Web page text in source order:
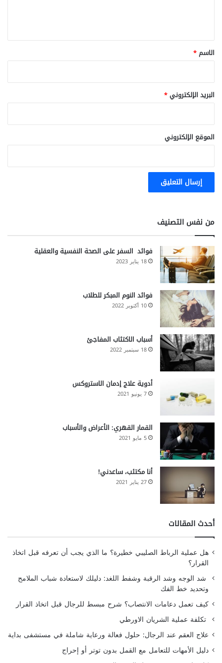
*
الاسم*
البريد الإلكتروني*
الموقع الإلكتروني
من نفس التصنيف
فوائد السفر على الصحة النفسية والعقلية
18 يناير 2023
فوائد النوم المبكر للطلاب
10 أكتوبر 2022
أسباب الاكتئاب المفاجئ
18 سبتمبر 2022
أدوية علاج إدمان الاستروكس
7 يونيو 2021
القمار القهري: الأعراض والأسباب
5 مايو 2021
أنا مكتئب، ساعدني!
27 يناير 2021
أحدث المقالات
هل عملية الرباط الصليبي خطيرة؟ ما الذي يجب أن تعرفه قبل اتخاذ
القرار؟
شد الوجه وشد الرقبة وشفط اللغد: دليلك لاستعادة شباب الملامح
وتحديد خط الفك
كيف تعمل دعامات الانتصاب؟ شرح مبسط للرجال قبل اتخاذ القرار
تكلفة عملية الشريان الاورطي
علاج العقم عند الرجال: حلول فعالة ورعاية شاملة في مستشفى بداية
دليل الأمهات للتعامل مع القمل بدون توتر أو إحراج